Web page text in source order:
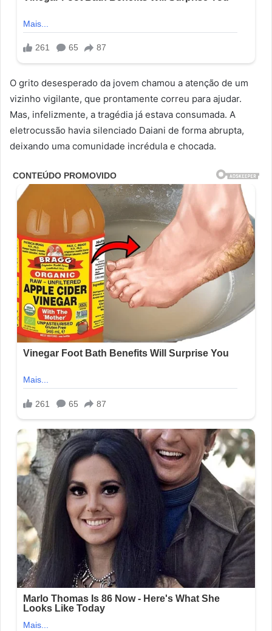
O grito desesperado da jovem chamou a atenção de um
vizinho vigilante, que prontamente correu para ajudar.
Mas, infelizmente, a tragédia já estava consumada. A
eletrocussão havia silenciado Daiani de forma abrupta,
deixando uma comunidade incrédula e chocada.